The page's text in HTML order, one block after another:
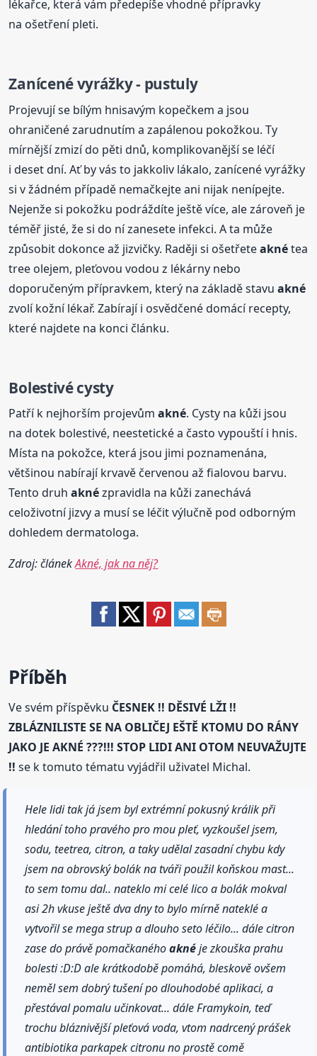
lékařce, která vám předepíše vhodné přípravky
na ošetření pleti.
Zanícené vyrážky - pustuly
Projevují se bílým hnisavým kopečkem a jsou
ohraničené zarudnutím a zapálenou pokožkou. Ty
mírnější zmizí do pěti dnů, komplikovanější se léčí
i deset dní. Ať by vás to jakkoliv lákalo, zanícené vyrážky
si v žádném případě nemačkejte ani nijak nenípejte.
Nejenže si pokožku podráždíte ještě více, ale zároveň je
téměř jisté, že si do ní zanesete infekci. A ta může
způsobit dokonce až jizvičky. Raději si ošetřeteaknétea
tree olejem, pleťovou vodou z lékárny nebo
doporučeným přípravkem, který na základě stavuakné
zvolí kožní lékař. Zabírají i osvědčené domácí recepty,
které najdete na konci článku.
Bolestivé cysty
Patří k nejhorším projevůmakné. Cysty na kůži jsou
na dotek bolestivé, neestetické a často vypouští i hnis.
Místa na pokožce, která jsou jimi poznamenána,
většinou nabírají krvavě červenou až fialovou barvu.
Tento druhaknézpravidla na kůži zanechává
celoživotní jizvy a musí se léčit výlučně pod odborným
dohledem dermatologa.
Zdroj: článekAkné, jak na něj?
Příběh
Ve svém příspěvku ČESNEK !! DĚSIVÉ LŽI !!
ZBLÁZNILISTE SE NA OBLIČEJ EŠTĚ KTOMU DO RÁNY
JAKO JE AKNÉ ???!!! STOP LIDI ANI OTOM NEUVAŽUJTE
!! se k tomuto tématu vyjádřil uživatel Michal.
Hele lidi tak já jsem byl extrémní pokusný králik při
hledání toho pravého pro mou pleť, vyzkoušel jsem,
sodu, teetrea, citron, a taky udělal zasadní chybu kdy
jsem na obrovský bolák na tváři použil koňskou mast...
to sem tomu dal.. nateklo mi celé lico a bolák mokval
asi 2h vkuse ještě dva dny to bylo mírně nateklé a
vytvořil se mega strup a dlouho seto léčilo... dále citron
zase do právě pomačkanéhoaknéje zkouška prahu
bolesti :D:D ale krátkodobě pomáhá, bleskově ovšem
neměl sem dobrý tušení po dlouhodobé aplikaci, a
přestával pomalu učinkovat... dále Framykoin, teď
trochu bláznivější pleťová voda, vtom nadrcený prášek
antibiotika parkapek citronu no prostě comě